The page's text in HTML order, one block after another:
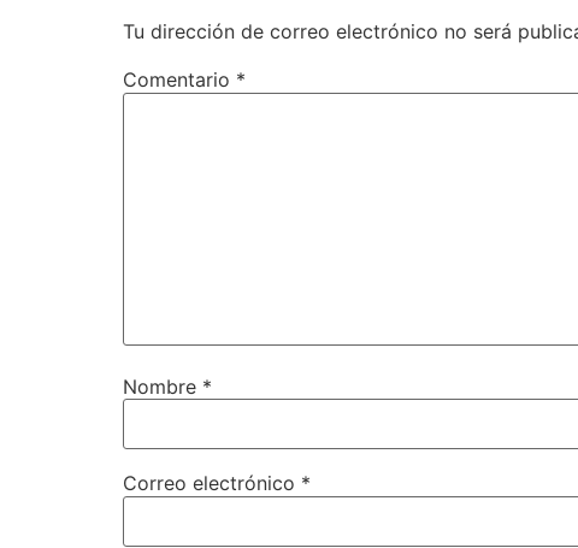
Tu dirección de correo electrónico no será
Comentario *
Nombre *
Correo electrónico *